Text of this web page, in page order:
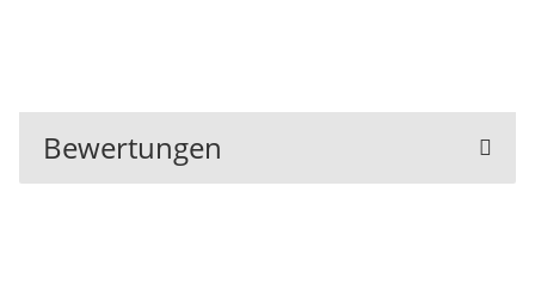
Bewertungen